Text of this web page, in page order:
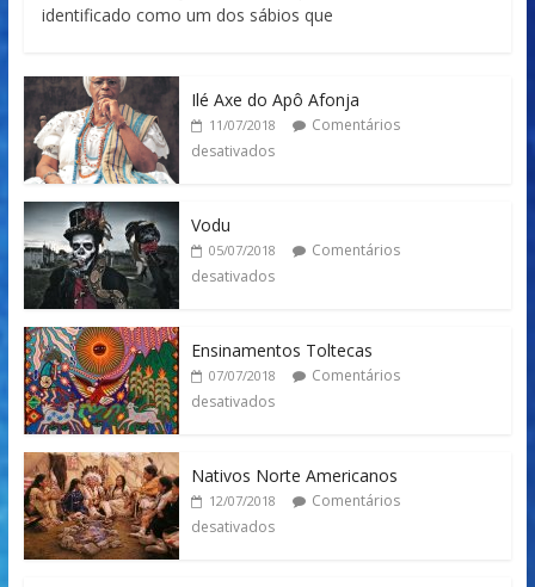
identificado como um dos sábios que
Ilé Axe do Apô Afonja
11/07/2018
Comentários
desativados
Vodu
05/07/2018
Comentários
desativados
Ensinamentos Toltecas
07/07/2018
Comentários
desativados
Nativos Norte Americanos
12/07/2018
Comentários
desativados